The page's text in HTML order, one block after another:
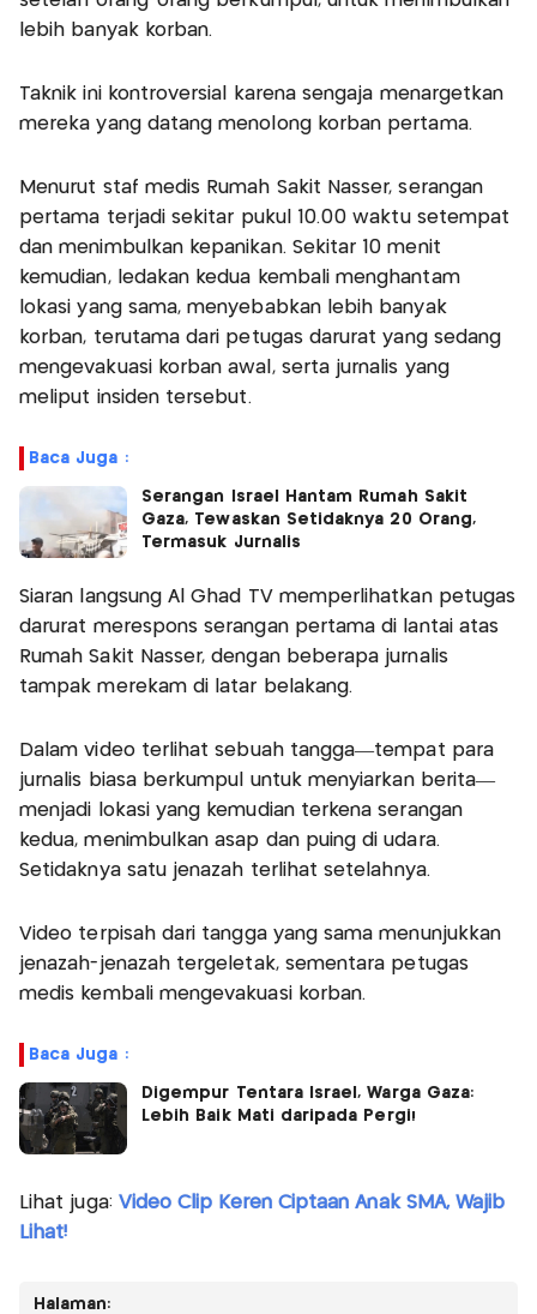
lebih banyak korban.
Taknik ini kontroversial karena sengaja menargetkan
mereka yang datang menolong korban pertama.
Menurut staf medis Rumah Sakit Nasser, serangan
pertama terjadi sekitar pukul 10.00 waktu setempat
dan menimbulkan kepanikan. Sekitar 10 menit
kemudian, ledakan kedua kembali menghantam
lokasi yang sama, menyebabkan lebih banyak
korban, terutama dari petugas darurat yang sedang
mengevakuasi korban awal, serta jurnalis yang
meliput insiden tersebut.
Baca Juga :
Serangan Israel Hantam Rumah Sakit
Gaza, Tewaskan Setidaknya 20 Orang,
Termasuk Jurnalis
Siaran langsung Al Ghad TV memperlihatkan petugas
darurat merespons serangan pertama di lantai atas
Rumah Sakit Nasser, dengan beberapa jurnalis
tampak merekam di latar belakang.
Dalam video terlihat sebuah tangga—tempat para
jurnalis biasa berkumpul untuk menyiarkan berita—
menjadi lokasi yang kemudian terkena serangan
kedua, menimbulkan asap dan puing di udara.
Setidaknya satu jenazah terlihat setelahnya.
Video terpisah dari tangga yang sama menunjukkan
jenazah-jenazah tergeletak, sementara petugas
medis kembali mengevakuasi korban.
Baca Juga :
Digempur Tentara Israel, Warga Gaza:
Lebih Baik Mati daripada Pergi!
Lihat juga: Video Clip Keren Ciptaan Anak SMA, Wajib
Lihat!
Halaman: